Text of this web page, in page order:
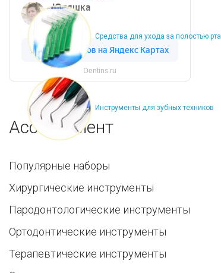
Средства для ухода за полостью рта
Инструменты для зубных техников
Dentins.ru
Ассортимент
Популярные наборы
Хирургические инструменты
Пародонтологические инструменты
Ортодонтические инструменты
Терапевтические инструменты